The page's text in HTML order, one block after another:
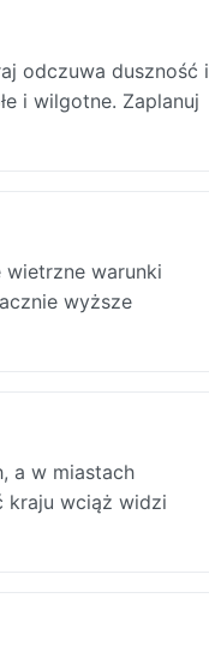
odczuwa duszność i
i wilgotne. Zaplanuj
warunki
wyższe
a w miastach
kraju wciąż widzi